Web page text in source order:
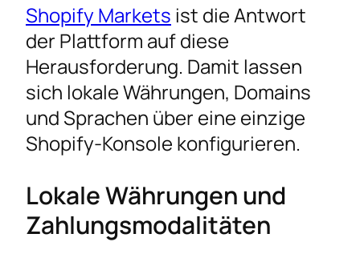
Shopify Markets ist die Antwort
der Plattform auf diese
Herausforderung. Damit lassen
sich lokale Währungen, Domains
und Sprachen über eine einzige
Shopify-Konsole konfigurieren.
Lokale Währungen und
Zahlungsmodalitäten